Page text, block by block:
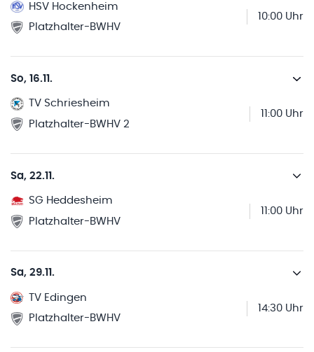
HSV Hockenheim
Platzhalter-BWHV
10:00 Uhr
So, 16.11.
TV Schriesheim
Platzhalter-BWHV 2
11:00 Uhr
Sa, 22.11.
SG Heddesheim
Platzhalter-BWHV
11:00 Uhr
Sa, 29.11.
TV Edingen
Platzhalter-BWHV
14:30 Uhr